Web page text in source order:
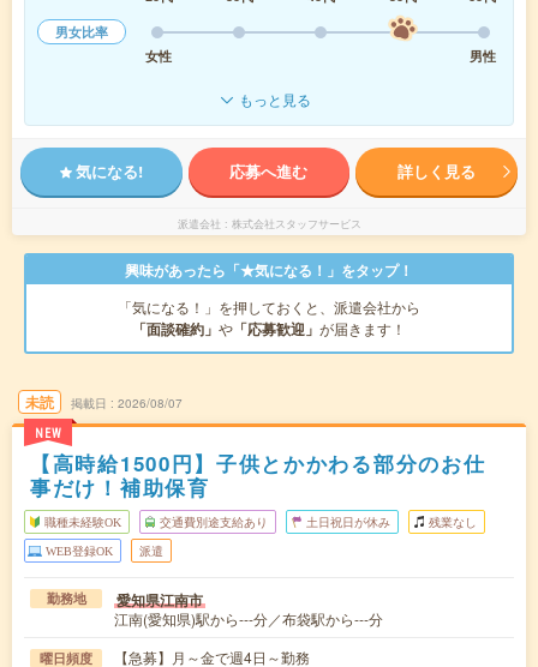
男女比率
女性
男性
もっと見る
気になる! 応募へ進む 詳しく見る
派遣会社 株式会社スタッフサービス
興味があったら「★気になる！」をタップ！
「気になる！」を押しておくと、派遣会社から
「面談確約」 や 「応募歓迎」 が届きます！
未読
NEW
掲載日 2026/08/07
【高時給1500円】子供とかかわる部分のお仕
事だけ！補助保育
職種未経験OK 交通費別途支給あり 土日祝日が休み 残業なし
WEB登録OK 派遣
勤務地 愛知県江南市
江南(愛知県)駅から---分／布袋駅から---分
曜日頻度 【急募】月～金で週4日～勤務